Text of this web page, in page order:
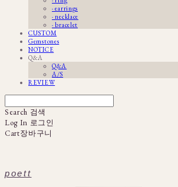
· earrings
· necklace
· bracelet
CUSTOM
Gemstones
NOTICE
Q&A
Q&A
A/S
REVIEW
Search 검색
Log In 로그인
Cart장바구니
poett